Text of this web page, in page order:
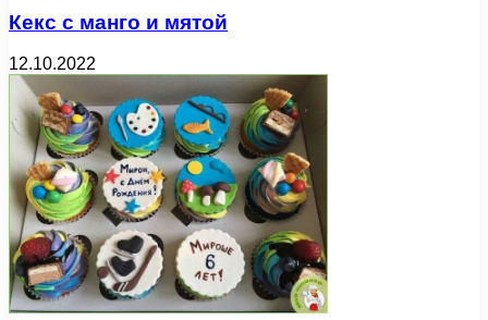
Кекс с манго и мятой
12.10.2022